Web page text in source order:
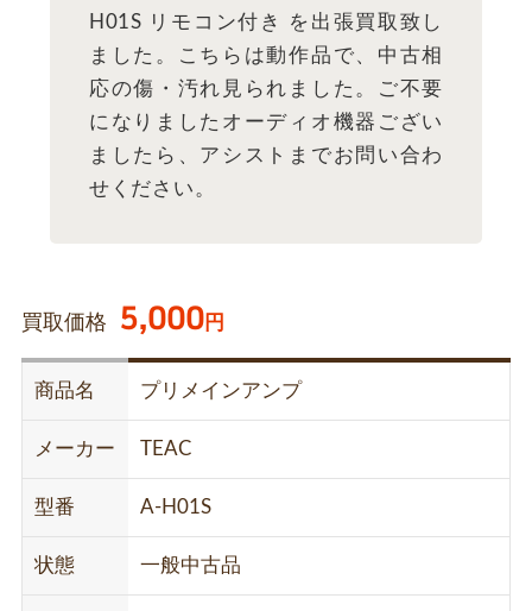
H01S リモコン付き を出張買取致し
ました。こちらは動作品で、中古相
応の傷・汚れ見られました。ご不要
になりましたオーディオ機器ござい
ましたら、アシストまでお問い合わ
せください。
買取価格 5,000円
商品名 プリメインアンプ
メーカー TEAC
型番 A-H01S
状態 一般中古品